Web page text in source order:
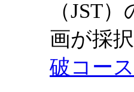
（JST
画が採
破コース